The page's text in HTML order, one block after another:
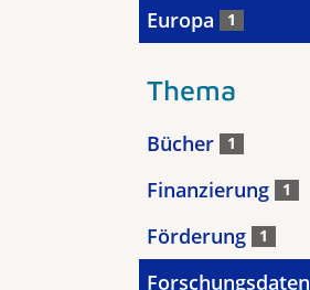
Europa 1
Thema
Bücher 1
Finanzierung 1
Förderung 1
Forschungsdaten